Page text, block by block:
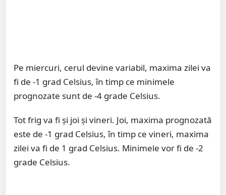
Pe miercuri, cerul devine variabil, maxima zilei va
fi de -1 grad Celsius, în timp ce minimele
prognozate sunt de -4 grade Celsius.
Tot frig va fi și joi și vineri. Joi, maxima prognozată
este de -1 grad Celsius, în timp ce vineri, maxima
zilei va fi de 1 grad Celsius. Minimele vor fi de -2
grade Celsius.